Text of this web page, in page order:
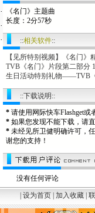
《名门》主题曲
长度：2分57秒
::相关软件::
【见所特别视频】《名门》
TVB《名门》片段第二部分
生日活动特别礼物——TVB
::下载说明::
* 请使用网际快车Flashget
* 如果您发现不能下载，请
* 未经见所卫健明确许可，
谢您的支持！
没有任何评论
设为首页| 加入收藏|